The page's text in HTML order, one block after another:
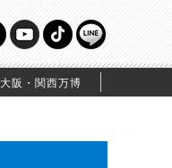
大阪・関西万博